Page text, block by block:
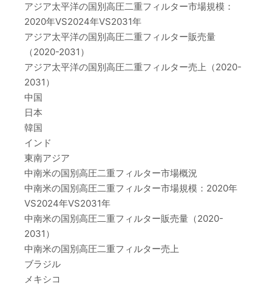
アジア太平洋の国別高圧二重フィルター市場規模：
2020年VS2024年VS2031年
アジア太平洋の国別高圧二重フィルター販売量
（2020-2031）
アジア太平洋の国別高圧二重フィルター売上（2020-
2031）
中国
日本
韓国
インド
東南アジア
中南米の国別高圧二重フィルター市場概況
中南米の国別高圧二重フィルター市場規模：2020年
VS2024年VS2031年
中南米の国別高圧二重フィルター販売量（2020-
2031）
中南米の国別高圧二重フィルター売上
ブラジル
メキシコ